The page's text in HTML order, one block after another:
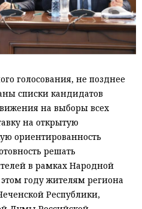
голосования, не позднее
списки кандидатов
на выборы всех
на открытую
ориентированность
решать
в рамках Народной
году жителям региона
Республики,